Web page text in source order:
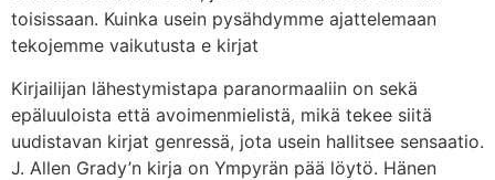
toisissaan. Kuinka usein pysähdymme ajattelemaan
tekojemme vaikutusta e kirjat​
Kirjailijan lähestymistapa paranormaaliin on sekä
epäluuloista että avoimenmielistä, mikä tekee siitä
uudistavan kirjat genressä, jota usein hallitsee sensaatio.
J. Allen Grady’n kirja on Ympyrän pää löytö. Hänen